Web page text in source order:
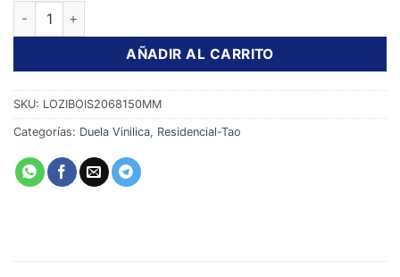
Duela Vinilica 1.5mm Tao 2068 Caja con 5 m² cantidad
AÑADIR AL CARRITO
SKU: LOZIBOIS2068150MM
Categorías: Duela Vinilica, Residencial-Tao